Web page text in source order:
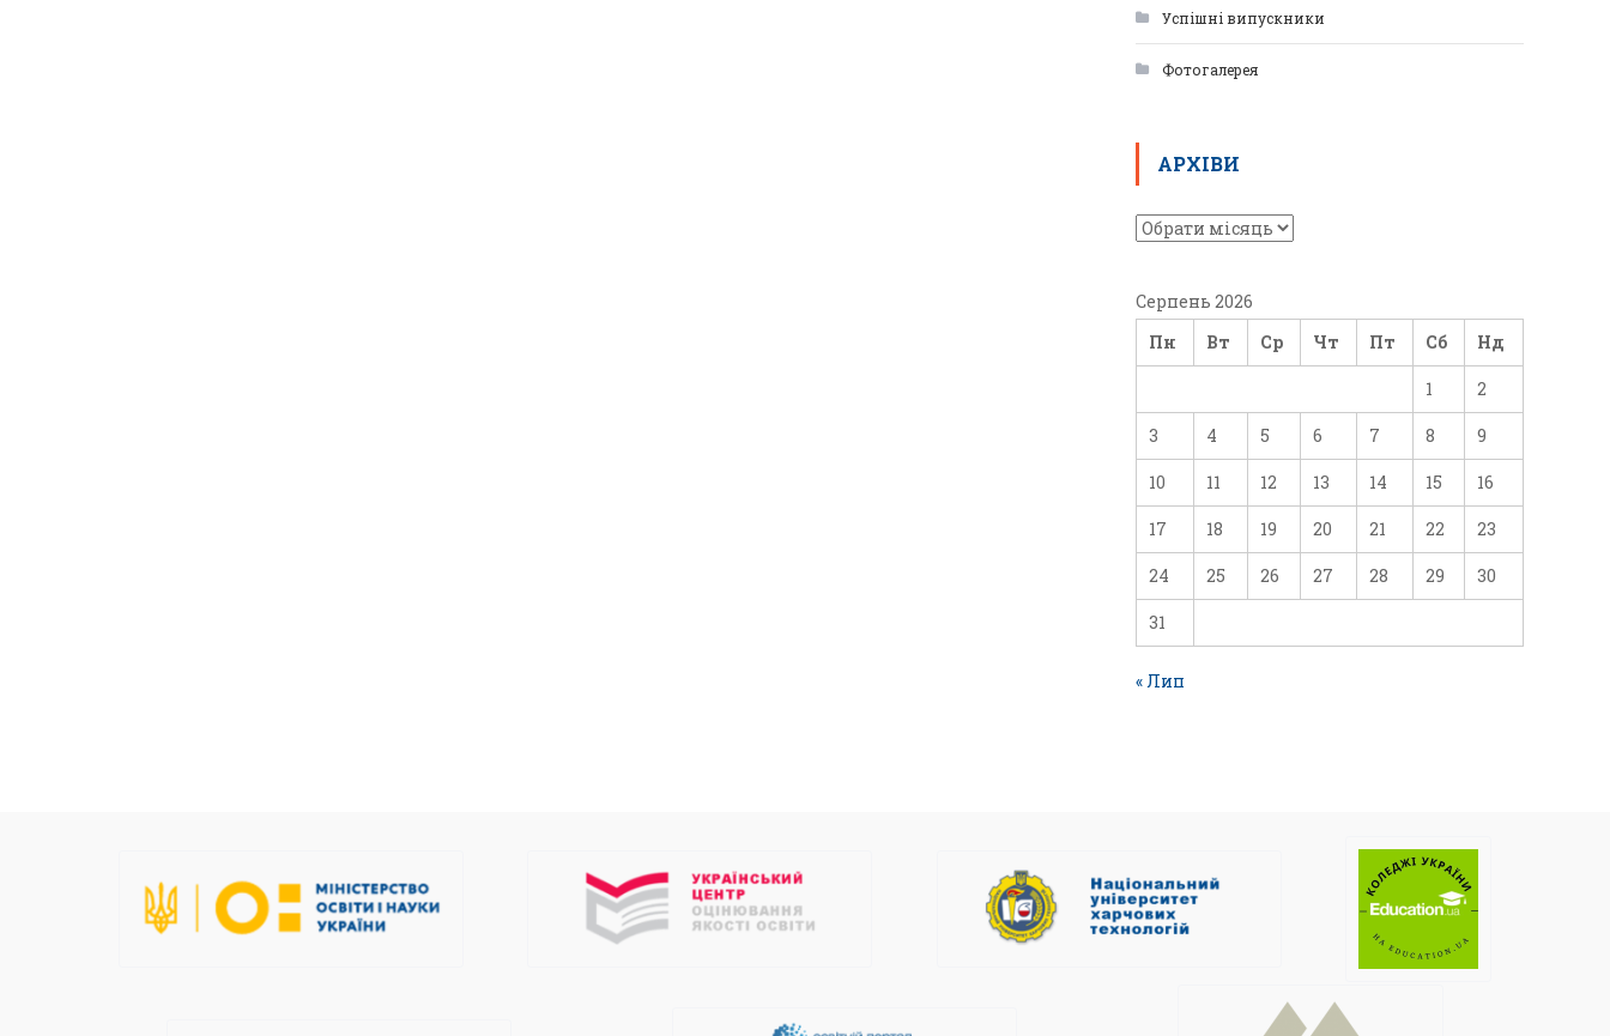
Успішні випускники
Фотогалерея
АРХІВИ
Серпень 2026
Пн
Вт Ср Чт Пт Сб Нд
1 2
3 4 5 6 7 8 9
10 11 12 13 14 15 16
17 18 19 20 21 22 23
24 25 26 27 28 29 30
31
« Лип